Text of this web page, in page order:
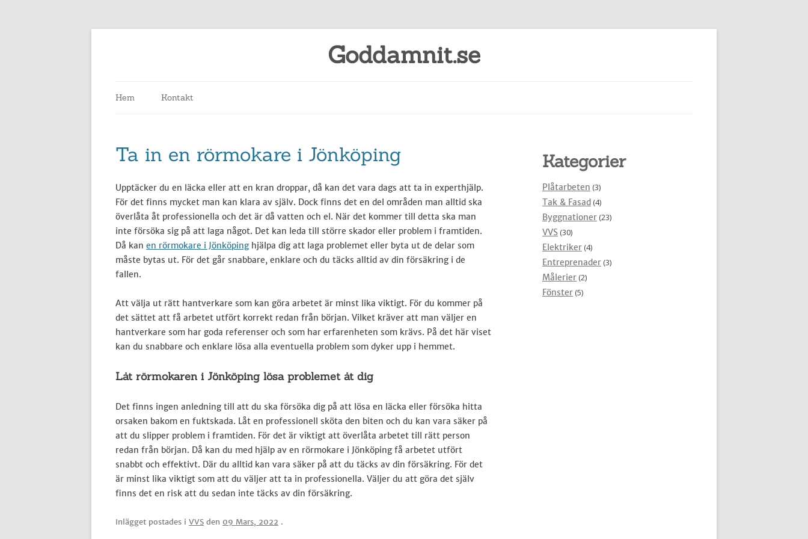
Goddamnit.se
Hem Kontakt
Ta in en rörmokare i Jönköping
Upptäcker du en läcka eller att en kran droppar, då kan det vara dags att ta in experthjälp.
För det finns mycket man kan klara av själv. Dock finns det en del områden man alltid ska
överlåta åt professionella och det är då vatten och el. När det kommer till detta ska man
inte försöka sig på att laga något. Det kan leda till större skador eller problem i framtiden.
Då kan en rörmokare i Jönköpinghjälpa dig att laga problemet eller byta ut de delar som
måste bytas ut. För det går snabbare, enklare och du täcks alltid av din försäkring i de
fallen.
Att välja ut rätt hantverkare som kan göra arbetet är minst lika viktigt. För du kommer på
det sättet att få arbetet utfört korrekt redan från början. Vilket kräver att man väljer en
hantverkare som har goda referenser och som har erfarenheten som krävs. På det här viset
kan du snabbare och enklare lösa alla eventuella problem som dyker upp i hemmet.
Låt rörmokaren i Jönköping lösa problemet åt dig
Det finns ingen anledning till att du ska försöka dig på att lösa en läcka eller försöka hitta
orsaken bakom en fuktskada. Låt en professionell sköta den biten och du kan vara säker på
att du slipper problem i framtiden. För det är viktigt att överlåta arbetet till rätt person
redan från början. Då kan du med hjälp av en rörmokare i Jönköping få arbetet utfört
snabbt och effektivt. Där du alltid kan vara säker på att du täcks av din försäkring. För det
är minst lika viktigt som att du väljer att ta in professionella. Väljer du att göra det själv
finns det en risk att du sedan inte täcks av din försäkring.
Inlägget postades i VVS den 09 Mars, 2022 .
Kategorier
Plåtarbeten (3)
Tak & Fasad (4)
Byggnationer (23)
VVS (30)
Elektriker (4)
Entreprenader (3)
Målerier (2)
Fönster (5)